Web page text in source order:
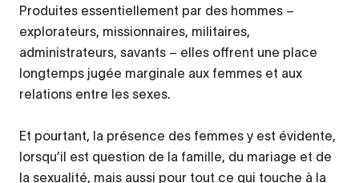
Produites essentiellement par des hommes –
explorateurs, missionnaires, militaires,
administrateurs, savants – elles offrent une place
longtemps jugée marginale aux femmes et aux
relations entre les sexes.
Et pourtant, la présence des femmes y est évidente,
lorsqu’il est question de la famille, du mariage et de
la sexualité, mais aussi pour tout ce qui touche à la